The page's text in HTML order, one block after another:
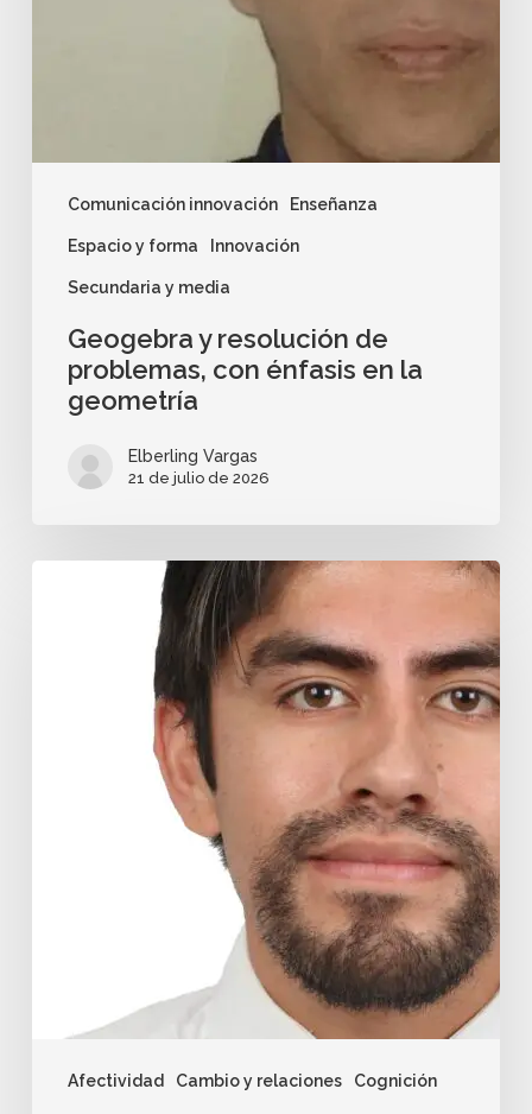
Comunicación innovación Enseñanza
Espacio y forma Innovación
Secundaria y media
Geogebra y resolución de
problemas, con énfasis en la
geometría
Elberling Vargas
21 de julio de 2026
Afectividad Cambio y relaciones Cognición